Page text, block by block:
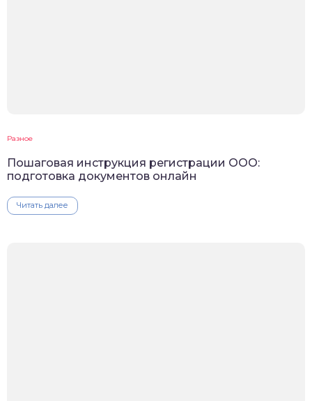
Разное
Пошаговая инструкция регистрации ООО:
подготовка документов онлайн
Читать далее